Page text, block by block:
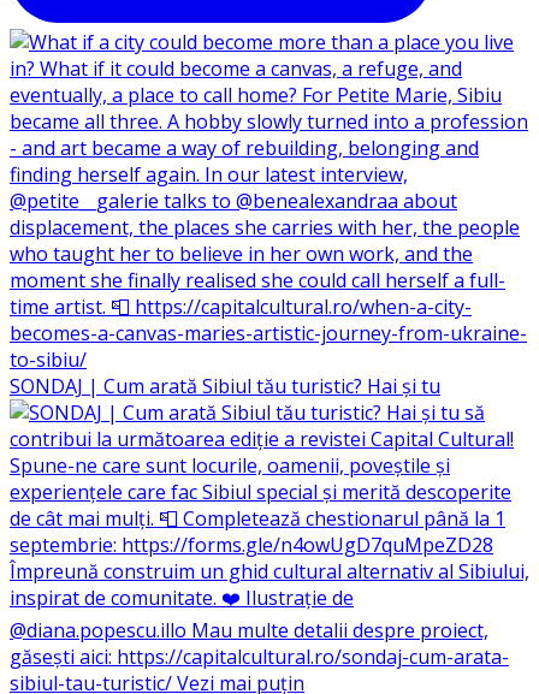
SONDAJ | Cum arată Sibiul tău turistic? Hai și tu